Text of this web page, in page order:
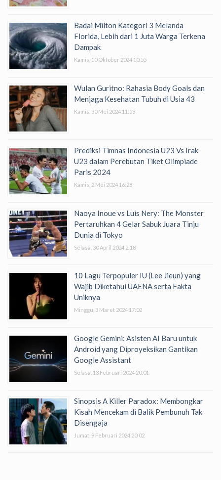
Badai Milton Kategori 3 Melanda
Florida, Lebih dari 1 Juta Warga Terkena
Dampak
Kamis, 10 Oktober 2024 10:55
Wulan Guritno: Rahasia Body Goals dan
Menjaga Kesehatan Tubuh di Usia 43
Kamis, 30 Mei 2024 11:53
Prediksi Timnas Indonesia U23 Vs Irak
U23 dalam Perebutan Tiket Olimpiade
Paris 2024
Kamis, 2 Mei 2024 16:28
Naoya Inoue vs Luis Nery: The Monster
Pertaruhkan 4 Gelar Sabuk Juara Tinju
Dunia di Tokyo
Selasa, 30 April 2024 2:18
10 Lagu Terpopuler IU (Lee Jieun) yang
Wajib Diketahui UAENA serta Fakta
Uniknya
Minggu, 3 Maret 2024 17:02
Google Gemini: Asisten AI Baru untuk
Android yang Diproyeksikan Gantikan
Google Assistant
Selasa, 13 Februari 2024 20:01
Sinopsis A Killer Paradox: Membongkar
Kisah Mencekam di Balik Pembunuh Tak
Disengaja
Jumat, 9 Februari 2024 20:02